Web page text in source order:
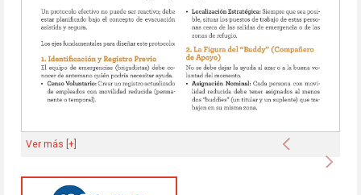
Anterior
Ver más [+]